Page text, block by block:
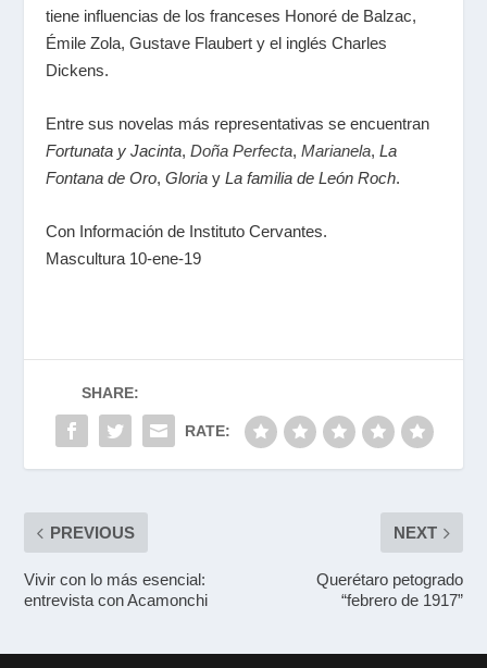
tiene influencias de los franceses Honoré de Balzac,
Émile Zola, Gustave Flaubert y el inglés Charles
Dickens.
Entre sus novelas más representativas se encuentran
Fortunata y Jacinta,Doña Perfecta,Marianela,La
Fontana de Oro,Gloria yLa familia de León Roch.
Con Información de Instituto Cervantes.
Mascultura 10-ene-19
SHARE:
RATE:
PREVIOUS
Vivir con lo más esencial:
entrevista con Acamonchi
NEXT
Querétaro petogrado
“febrero de 1917”